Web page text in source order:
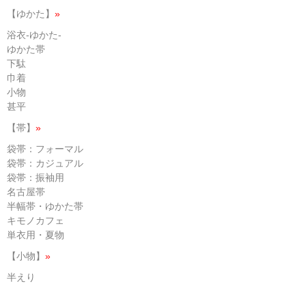
【ゆかた】 »
浴衣-ゆかた-
ゆかた帯
下駄
巾着
小物
甚平
【帯】 »
袋帯：フォーマル
袋帯：カジュアル
袋帯：振袖用
名古屋帯
半幅帯・ゆかた帯
キモノカフェ
単衣用・夏物
【小物】 »
半えり